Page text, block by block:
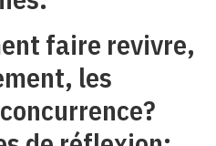
faire revivre,
les